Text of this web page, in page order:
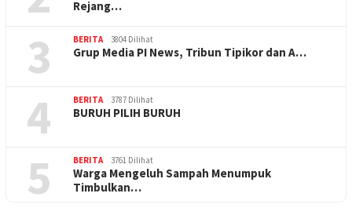
Rejang…
3 BERITA 3804 Dilihat
Grup Media PI News, Tribun Tipikor dan A…
4 BERITA 3787 Dilihat
BURUH PILIH BURUH
5 BERITA 3761 Dilihat
Warga Mengeluh Sampah Menumpuk
Timbulkan…